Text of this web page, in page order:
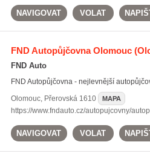
NAVIGOVAT VOLAT
FND Autopůjčovna Olomouc
FND Auto
FND Autopůjčovna - nejlevnější
Olomouc, Přerovská 1610 MAPA
https://www.fndauto.cz/autopujcovny/
NAVIGOVAT VOLAT